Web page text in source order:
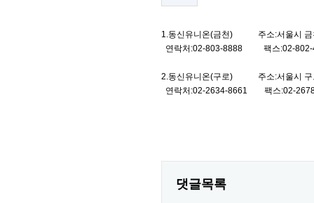
1.동신유니온(금천) 주소:서울시 금천
연락처:02-803-8888 팩스:02-802-
2.동신유니온(구로) 주소:서울시 구
연락처:02-2634-8661 팩스:02-
댓글목록